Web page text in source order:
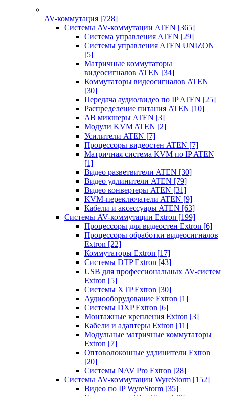
AV-коммутация [728]
Системы AV-коммутации ATEN [365]
Система управления ATEN [29]
Системы управления ATEN UNIZON
[5]
Матричные коммутаторы
видеосигналов ATEN [34]
Коммутаторы видеосигналов ATEN
[30]
Передача аудио/видео по IP ATEN [25]
Распределение питания ATEN [10]
АВ микшеры ATEN [3]
Модули KVM ATEN [2]
Усилители ATEN [7]
Процессоры видеостен ATEN [7]
Матричная система KVM по IP ATEN
[1]
Видео разветвители ATEN [30]
Видео удлинители ATEN [79]
Видео конвертеры ATEN [31]
KVM-переключатели ATEN [9]
Кабели и аксессуары ATEN [63]
Системы AV-коммутации Extron [199]
Процессоры для видеостен Extron [6]
Процессоры обработки видеосигналов
Extron [22]
Коммутаторы Extron [17]
Системы DTP Extron [43]
USB для профессиональных AV-систем
Extron [5]
Системы XTP Extron [30]
Аудиооборудование Extron [1]
Системы DXP Extron [6]
Монтажные крепления Extron [3]
Кабели и адаптеры Extron [11]
Модульные матричные коммутаторы
Extron [7]
Оптоволоконные удлинители Extron
[20]
Системы NAV Pro Extron [28]
Системы AV-коммутации WyreStorm [152]
Видео по IP WyreStorm [35]